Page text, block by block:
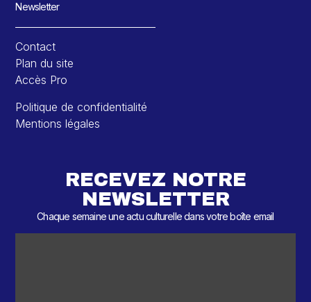
Newsletter
Contact
Plan du site
Accès Pro
Politique de confidentialité
Mentions légales
RECEVEZ NOTRE
NEWSLETTER
Chaque semaine une actu culturelle dans votre boîte email